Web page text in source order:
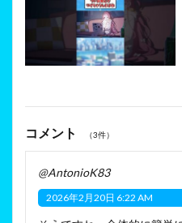
コメント （3件）
@AntonioK83
2026年2月20日 6:22 AM